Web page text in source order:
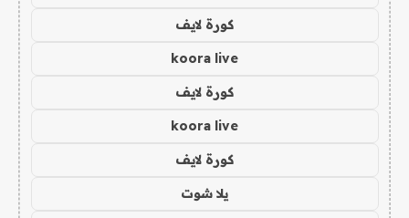
كورة لايف
koora live
كورة لايف
koora live
كورة لايف
يلا شوت